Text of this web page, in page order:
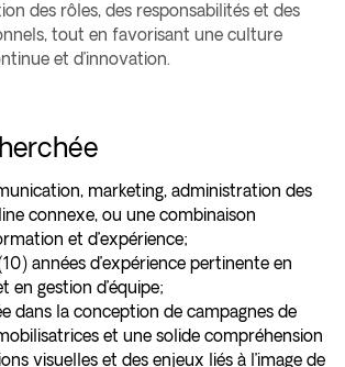
des rôles, des responsabilités et des
tout en favorisant une culture
et d’innovation.
marketing, administration des
connexe, ou une combinaison
et d’expérience;
années d’expérience pertinente en
en gestion d’équipe;
dans la conception de campagnes de
et une solide compréhension
visuelles et des enjeux liés à l’image de